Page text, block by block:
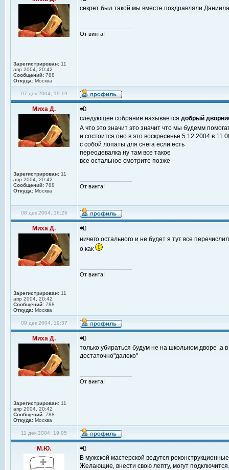
Зарегистрирован: 11
апр 2004, 20:42
Сообщений: 788
Откуда: Москва
секрет был такой мы вместе поздравляли
От винта!
07 дек 2004, 19:19
Миха Д.
Зарегистрирован: 11
апр 2004, 20:42
Сообщений: 788
Откуда: Москва
следующее собрание называется добрый
А что это значит это значит что мы будемм
и состоится оно в это воскресенье 5.12.2004 в
с собой лопаты для снега если есть
переодевалка ну там все такое
все остальное смотрите позже
От винта!
08 дек 2004, 16:26
Миха Д.
Зарегистрирован: 11
апр 2004, 20:42
Сообщений: 788
Откуда: Москва
ничего остального и не будет я тут все
о как
От винта!
09 дек 2004, 19:37
Миха Д.
Зарегистрирован: 11
апр 2004, 20:42
Сообщений: 788
Откуда: Москва
только убираться будум не на школьном дворе ,а
достаточно"далеко"
От винта!
11 дек 2004, 19:05
М.Ю.
В мужской мастерской ведутся
Желающие, внести свою лепту, могут подключится.